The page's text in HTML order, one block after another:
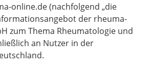
online.de (nachfolgend „die
der rheuma-
zum Thema Rheumatologie und
an Nutzer in der